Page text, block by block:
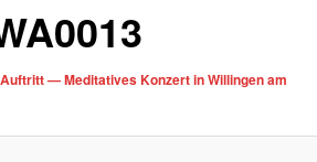
Auftritt — Meditatives Konzert in Willingen am